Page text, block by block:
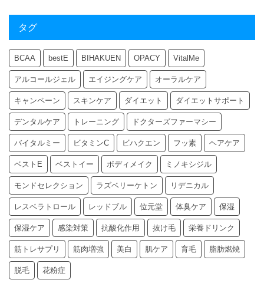
タグ
BCAA bestE BIHAKUEN OPACY VitalMe
アルコールジェル エイジングケア オーラルケア
キャンペーン スキンケア ダイエット ダイエットサポート
デンタルケア トレーニング ドクターズファーマシー
バイタルミー ビタミンC ビハクエン フッ素 ヘアケア
ベストE ベストイー ボディメイク ミノキシジル
モンドセレクション ラズベリーケトン リデニカル
レスベラトロール レッドブル 位元堂 体臭ケア 保湿
保湿ケア 感染対策 抗酸化作用 抜け毛 栄養ドリンク
筋トレサプリ 筋肉増強 美白 肌ケア 育毛 脂肪燃焼
脱毛 花粉症